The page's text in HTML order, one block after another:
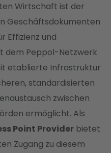
Wirtschaft ist der
Geschäftsdokumenten
Effizienz und
dem Peppol-Netzwerk
etablierte Infrastruktur
standardisierten
zwischen
ermöglicht. Als
Point Provider bietet
Zugang zu diesem